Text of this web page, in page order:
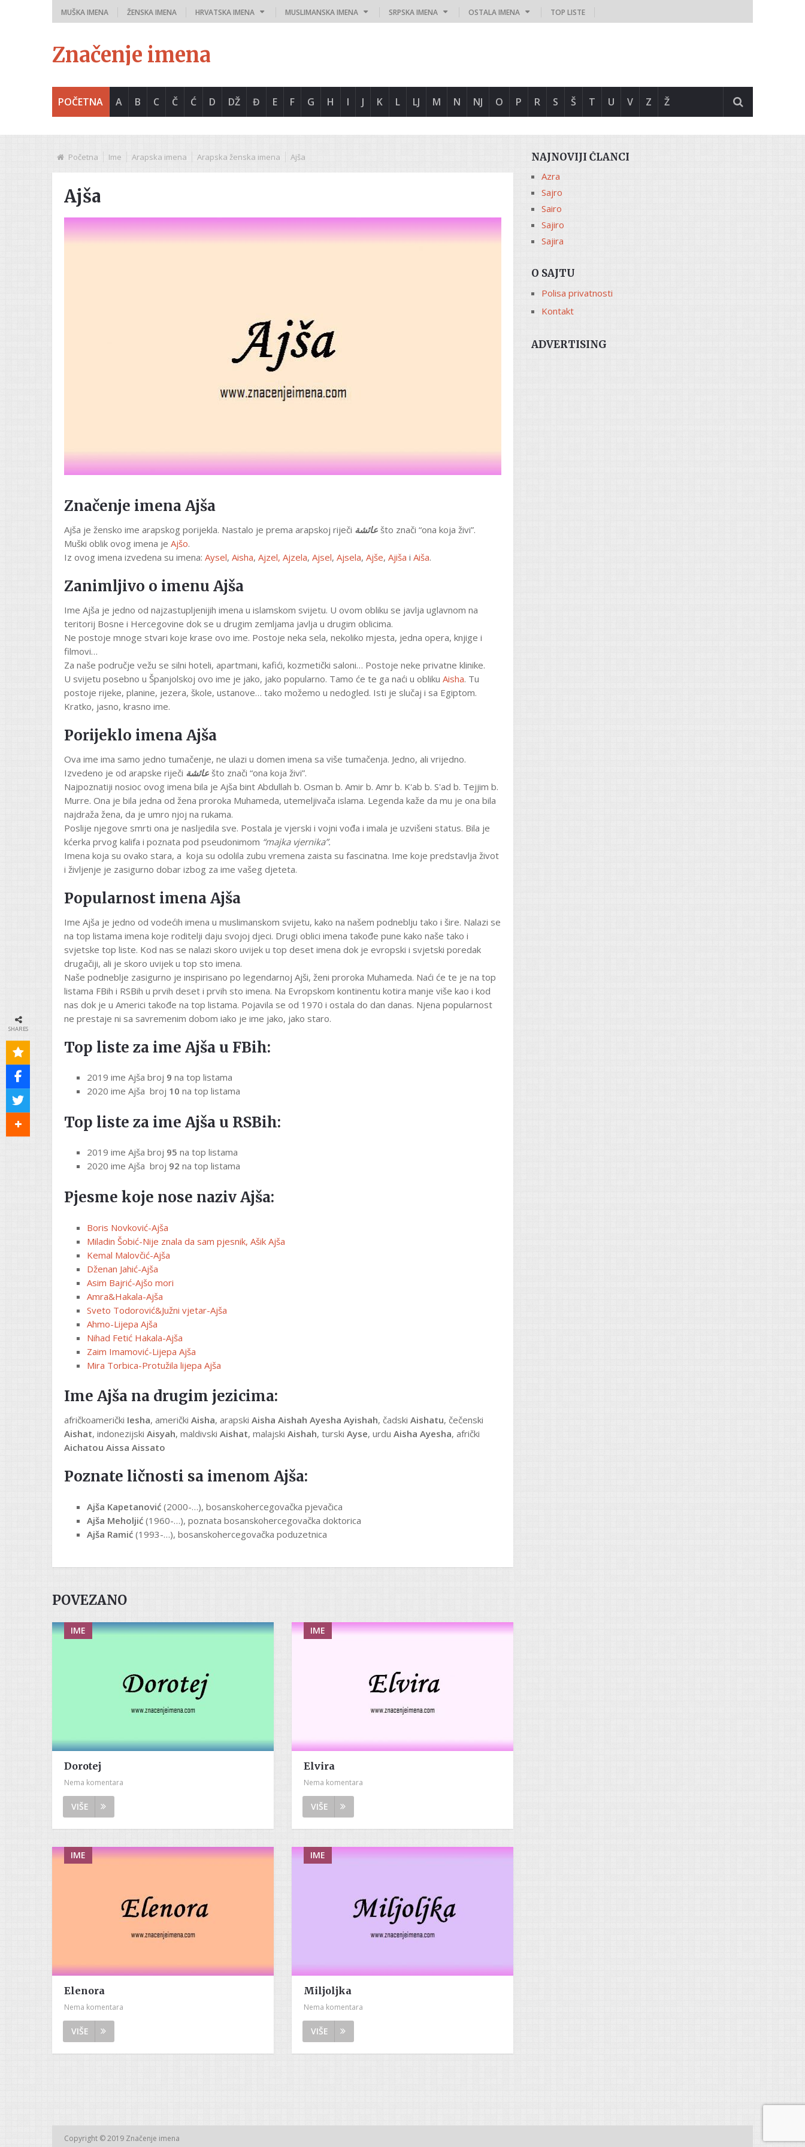
MUŠKA IMENA ŽENSKA IMENA HRVATSKA IMENA MUSLIMANSKA IMENA SRPSKA IMENA OSTALA IMENA TOP LISTE
Značenje imena
POČETNA A B C Č Ć D DŽ Đ E F G H I J K L LJ M N NJ O P R S Š T U V Z Ž
Početna Ime Arapska imena Arapska ženska imena Ajša
Ajša
Značenje imena Ajša
Ajša je žensko ime arapskog porijekla. Nastalo je prema arapskoj riječi عائشة što znači “ona koja živi”.
Muški oblik ovog imena je Ajšo.
Iz ovog imena izvedena su imena: Aysel, Aisha, Ajzel, Ajzela, Ajsel, Ajsela, Ajše, Ajiša i Aiša.
Zanimljivo o imenu Ajša
Ime Ajša je jedno od najzastupljenijih imena u islamskom svijetu. U ovom obliku se javlja uglavnom na
teritorij Bosne i Hercegovine dok se u drugim zemljama javlja u drugim oblicima.
Ne postoje mnoge stvari koje krase ovo ime. Postoje neka sela, nekoliko mjesta, jedna opera, knjige i
filmovi…
Za naše područje vežu se silni hoteli, apartmani, kafići, kozmetički saloni… Postoje neke privatne klinike.
U svijetu posebno u Španjolskoj ovo ime je jako, jako popularno. Tamo će te ga naći u obliku Aisha. Tu
postoje rijeke, planine, jezera, škole, ustanove… tako možemo u nedogled. Isti je slučaj i sa Egiptom.
Kratko, jasno, krasno ime.
Porijeklo imena Ajša
Ova ime ima samo jedno tumačenje, ne ulazi u domen imena sa više tumačenja. Jedno, ali vrijedno.
Izvedeno je od arapske riječi عائشة što znači “ona koja živi”.
Najpoznatiji nosioc ovog imena bila je Ajša bint Abdullah b. Osman b. Amir b. Amr b. K'ab b. S'ad b. Tejjim b.
Murre. Ona je bila jedna od žena proroka Muhameda, utemeljivača islama. Legenda kaže da mu je ona bila
najdraža žena, da je umro njoj na rukama.
Poslije njegove smrti ona je nasljedila sve. Postala je vjerski i vojni vođa i imala je uzvišeni status. Bila je
kćerka prvog kalifa i poznata pod pseudonimom “majka vjernika”.
Imena koja su ovako stara, a koja su odolila zubu vremena zaista su fascinatna. Ime koje predstavlja život
i življenje je zasigurno dobar izbog za ime vašeg djeteta.
Popularnost imena Ajša
Ime Ajša je jedno od vodećih imena u muslimanskom svijetu, kako na našem podneblju tako i šire. Nalazi se
na top listama imena koje roditelji daju svojoj djeci. Drugi oblici imena takođe pune kako naše tako i
svjetske top liste. Kod nas se nalazi skoro uvijek u top deset imena dok je evropski i svjetski poredak
drugačiji, ali je skoro uvijek u top sto imena.
Naše podneblje zasigurno je inspirisano po legendarnoj Ajši, ženi proroka Muhameda. Naći će te je na top
listama FBih i RSBih u prvih deset i prvih sto imena. Na Evropskom kontinentu kotira manje više kao i kod
nas dok je u Americi takođe na top listama. Pojavila se od 1970 i ostala do dan danas. Njena popularnost
ne prestaje ni sa savremenim dobom iako je ime jako, jako staro.
Top liste za ime Ajša u FBih:
2019 ime Ajša broj 9 na top listama
2020 ime Ajša broj 10 na top listama
Top liste za ime Ajša u RSBih:
2019 ime Ajša broj 95 na top listama
2020 ime Ajša broj 92 na top listama
Pjesme koje nose naziv Ajša:
Boris Novković-Ajša
Miladin Šobić-Nije znala da sam pjesnik, Ašik Ajša
Kemal Malovčić-Ajša
Dženan Jahić-Ajša
Asim Bajrić-Ajšo mori
Amra&Hakala-Ajša
Sveto Todorović&Južni vjetar-Ajša
Ahmo-Lijepa Ajša
Nihad Fetić Hakala-Ajša
Zaim Imamović-Lijepa Ajša
Mira Torbica-Protužila lijepa Ajša
Ime Ajša na drugim jezicima:
afričkoamerički Iesha, američki Aisha, arapski Aisha Aishah Ayesha Ayishah, čadski Aishatu, čečenski
Aishat, indonezijski Aisyah, maldivski Aishat, malajski Aishah, turski Ayse, urdu Aisha Ayesha, afrički
Aichatou Aissa Aissato
Poznate ličnosti sa imenom Ajša:
Ajša Kapetanović(2000-…), bosanskohercegovačka pjevačica
Ajša Meholjić(1960-…), poznata bosanskohercegovačka doktorica
Ajša Ramić(1993-…), bosanskohercegovačka poduzetnica
POVEZANO
IME
Dorotej
Nema komentara
VIŠE
IME
Elvira
Nema komentara
VIŠE
IME
Elenora
Nema komentara
VIŠE
IME
Miljoljka
Nema komentara
VIŠE
NAJNOVIJI ČLANCI
Azra
Sajro
Sairo
Sajiro
Sajira
O SAJTU
Polisa privatnosti
Kontakt
ADVERTISING
Copyright © 2019 Značenje imena
SHARES